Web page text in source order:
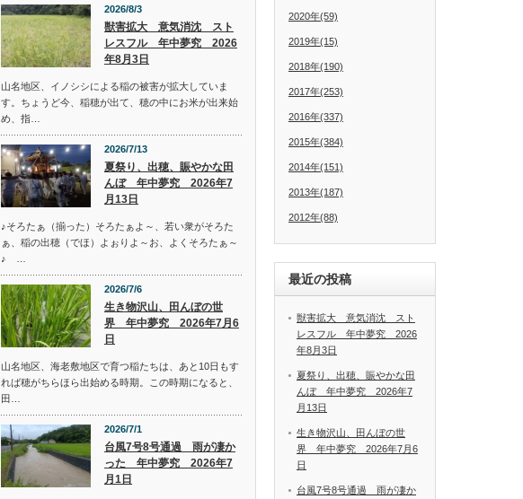
2026/8/3
獣害拡大 意気消沈 スト
レスフル 年中夢究 2026
年8月3日
山名地区、イノシシによる稲の被害が拡大していま
す。ちょうど今、稲穂が出て、穂の中にお米が出来始
め、指…
2026/7/13
夏祭り、出穂、賑やかな田
んぼ 年中夢究 2026年7
月13日
♪そろたぁ（揃った）そろたぁよ～、若い衆がそろた
ぁ、稲の出穂（でほ）よぉりよ～お、よくそろたぁ～
♪ …
2026/7/6
生き物沢山、田んぼの世
界 年中夢究 2026年7月6
日
山名地区、海老敷地区で育つ稲たちは、あと10日もす
れば穂がちらほら出始める時期。この時期になると、
田…
2026/7/1
台風7号8号通過 雨が凄か
った 年中夢究 2026年7
月1日
2020年(59)
2019年(15)
2018年(190)
2017年(253)
2016年(337)
2015年(384)
2014年(151)
2013年(187)
2012年(88)
最近の投稿
獣害拡大 意気消沈 スト
レスフル 年中夢究 2026
年8月3日
夏祭り、出穂、賑やかな田
んぼ 年中夢究 2026年7
月13日
生き物沢山、田んぼの世
界 年中夢究 2026年7月6
日
台風7号8号通過 雨が凄か